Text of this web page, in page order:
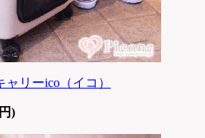
ャリーico（イコ）
)